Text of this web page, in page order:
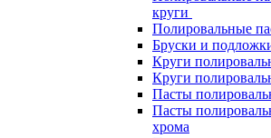
круги
Полировальные
Бруски и
Круги
Круги
Пасты
Пасты
хрома